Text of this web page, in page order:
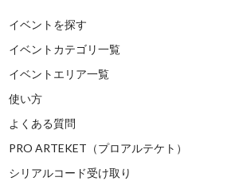
イベントを探す
イベントカテゴリ一覧
イベントエリア一覧
使い方
よくある質問
PRO ARTEKET（プロアルテケト）
シリアルコード受け取り